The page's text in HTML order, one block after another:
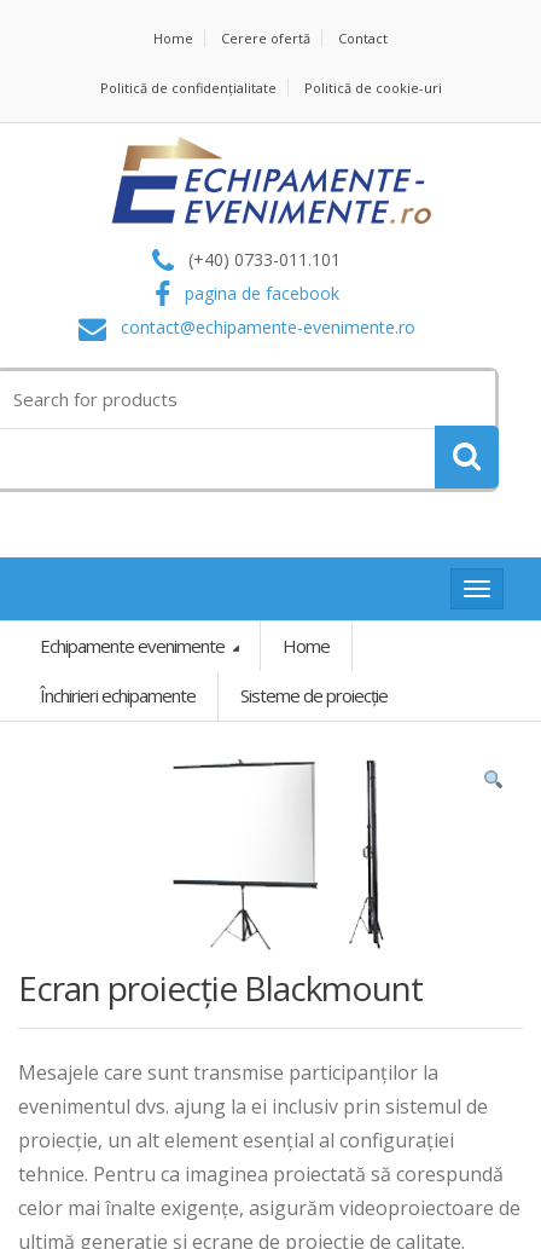
Home Cerere ofertă Contact
Politică de confidențialitate Politică de cookie-uri
(+40) 0733-011.101
pagina de facebook
contact@echipamente-evenimente.ro
Toggle
Echipamente evenimente
Home
Închirieri echipamente Sisteme de proiecție
Ecran proiecție Blackmount
Mesajele care sunt transmise participanților la
evenimentul dvs. ajung la ei inclusiv prin sistemul de
proiecție, un alt element esențial al configurației
tehnice. Pentru ca imaginea proiectată să corespundă
celor mai înalte exigențe, asigurăm videoproiectoare de
ultimă generație și ecrane de proiecție de calitate.